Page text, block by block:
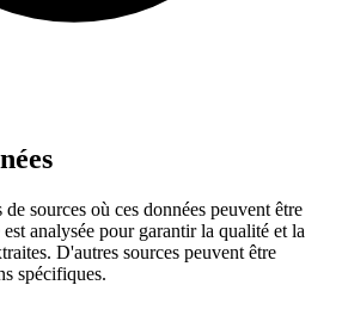
sources où ces données peuvent être
analysée pour garantir la qualité et la
D'autres sources peuvent être
spécifiques.